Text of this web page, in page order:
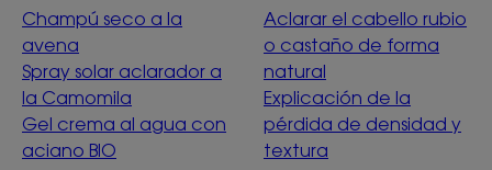
Champú seco a la
avena
Spray solar aclarador a
la Camomila
Gel crema al agua con
aciano BIO
Aclarar el cabello rubio
o castaño de forma
natural
Explicación de la
pérdida de densidad y
textura